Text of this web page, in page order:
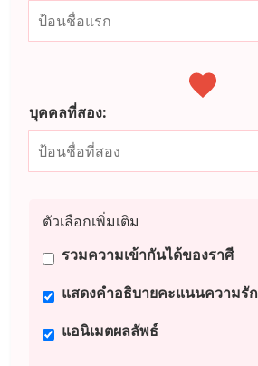
บุคคลที่สอง:
ตัวเลือกเพิ่มเติม
รวมความเข้ากันได้ของราศี
แสดงคำอธิบายคะแนนความรัก
แอนิเมตผลลัพธ์